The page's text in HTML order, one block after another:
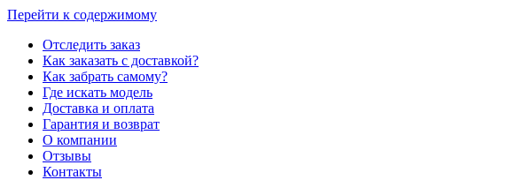
Перейти к содержимому
Отследить заказ
Как заказать с доставкой?
Как забрать самому?
Где искать модель
Доставка и оплата
Гарантия и возврат
О компании
Отзывы
Контакты